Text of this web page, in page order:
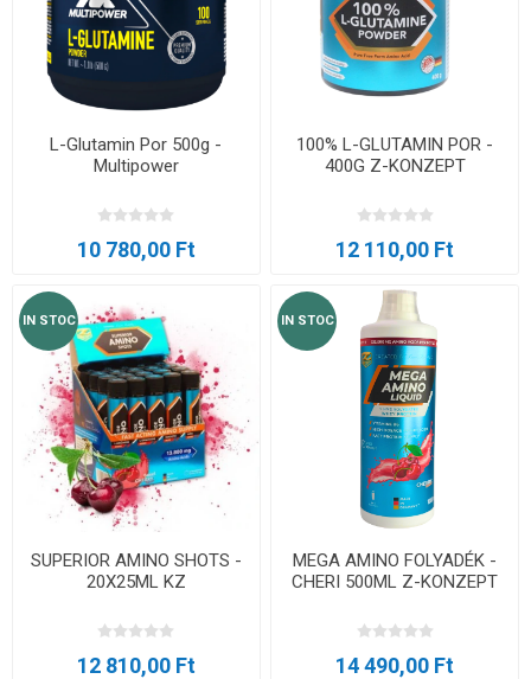
L-Glutamin Por 500g -
Multipower
10 780,00 Ft
100% L-GLUTAMIN POR -
400G Z-KONZEPT
12 110,00 Ft
IN STOC
SUPERIOR AMINO SHOTS -
20X25ML KZ
12 810,00 Ft
IN STOC
MEGA AMINO FOLYADÉK -
CHERI 500ML Z-KONZEPT
14 490,00 Ft